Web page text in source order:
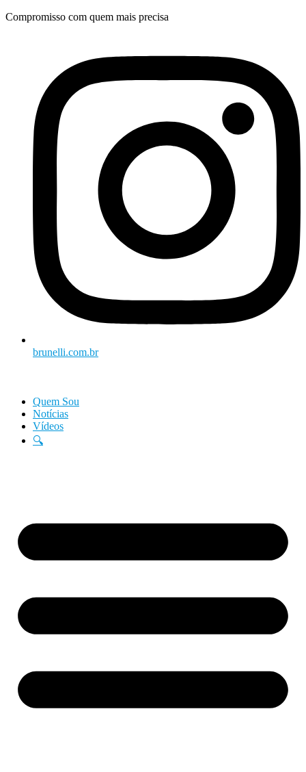
Ir
Compromisso com quem mais precisa
brunelli.com.br
Quem Sou
Notícias
Vídeos
🔍